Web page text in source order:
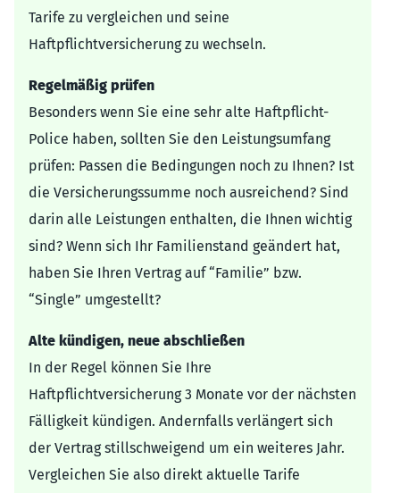
Tarife zu vergleichen und seine
Haftpflichtversicherung zu wechseln.
Regelmäßig prüfen
Besonders wenn Sie eine sehr alte Haftpflicht-
Police haben, sollten Sie den Leistungsumfang
prüfen: Passen die Bedingungen noch zu Ihnen? Ist
die Versicherungssumme noch ausreichend? Sind
darin alle Leistungen enthalten, die Ihnen wichtig
sind? Wenn sich Ihr Familienstand geändert hat,
haben Sie Ihren Vertrag auf “Familie” bzw.
“Single” umgestellt?
Alte kündigen, neue abschließen
In der Regel können Sie Ihre
Haftpflichtversicherung 3 Monate vor der nächsten
Fälligkeit kündigen. Andernfalls verlängert sich
der Vertrag stillschweigend um ein weiteres Jahr.
Vergleichen Sie also direkt aktuelle Tarife